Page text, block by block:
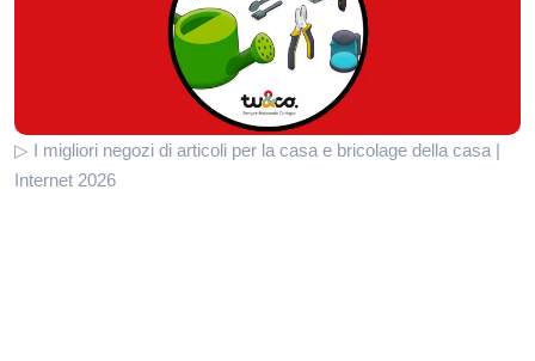
▷ I migliori negozi di articoli per la casa e bricolage della casa |
Internet 2026